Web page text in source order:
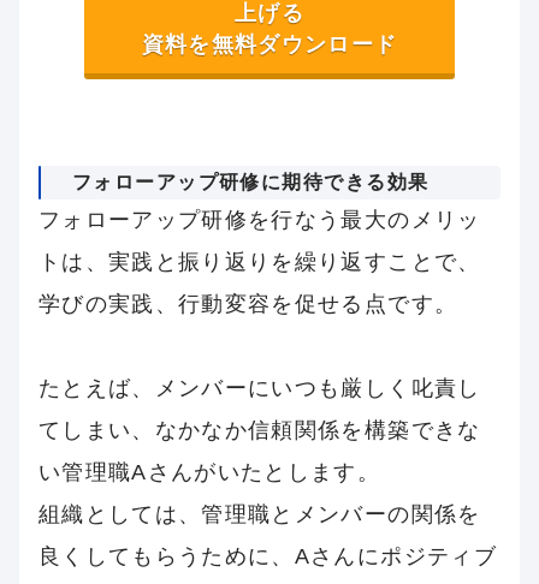
上げる
資料を無料ダウンロード
フォローアップ研修に期待できる効果
フォローアップ研修を行なう最大のメリッ
トは、実践と振り返りを繰り返すことで、
学びの実践、行動変容を促せる点です。
たとえば、メンバーにいつも厳しく叱責し
てしまい、なかなか信頼関係を構築できな
い管理職Aさんがいたとします。
組織としては、管理職とメンバーの関係を
良くしてもらうために、Aさんにポジティブ